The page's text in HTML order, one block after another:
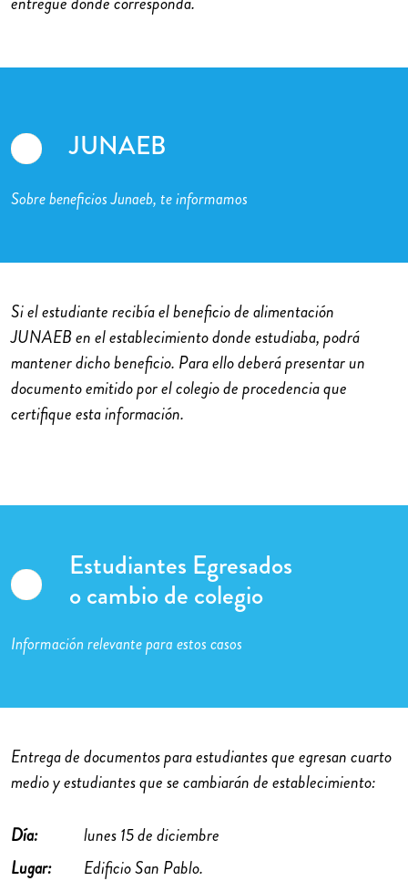
JUNAEB
Sobre beneficios Junaeb, te informamos
Si el estudiante recibía el beneficio de alimentación
JUNAEB en el establecimiento donde estudiaba, podrá
mantener dicho beneficio. Para ello deberá presentar un
documento emitido por el colegio de procedencia que
certifique esta información.
Estudiantes Egresados
o cambio de colegio
Información relevante para estos casos
Entrega de documentos para estudiantes que egresan cuarto
medio y estudiantes que se cambiarán de establecimiento:
Día:
lunes 15 de diciembre
Lugar:
Edificio San Pablo.